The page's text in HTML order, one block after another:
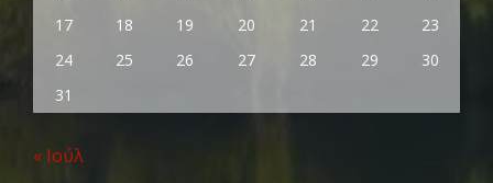
17
18 19 20 21 22
23
24
25 26 27 28 29
30
31
« Ιούλ